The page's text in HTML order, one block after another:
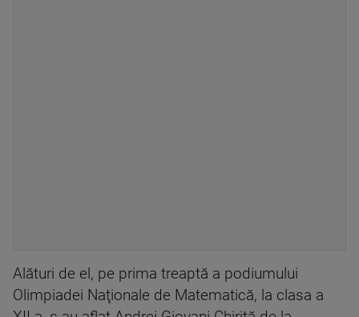
Alături de el, pe prima treaptă a podiumului
Olimpiadei Naţionale de Matematică, la clasa a